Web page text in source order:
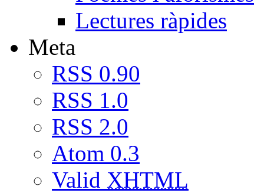
Lectures ràpides
Meta
RSS 0.90
RSS 1.0
RSS 2.0
Atom 0.3
Valid XHTML